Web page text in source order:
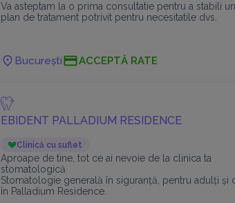
Va asteptam la o prima consultatie pentru a stabili un
plan de tratament potrivit pentru necesitatile dvs.
București ACCEPTĂ RATE
EBIDENT PALLADIUM RESIDENCE
Clinică cu suflet
Aproape de tine, tot ce ai nevoie de la clinica ta
stomatologică
Stomatologie generală în siguranță, pentru adulți și
în Palladium Residence.